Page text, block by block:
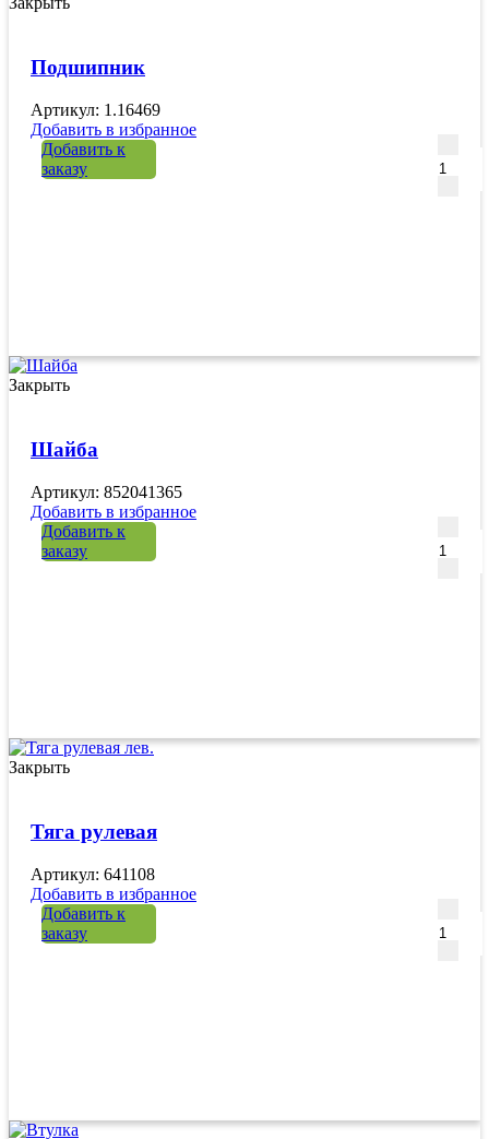
Подшипник
Артикул: 1.16469
Добавить в избранное
Добавить к
заказу
Закрыть
Шайба
Артикул: 852041365
Добавить в избранное
Добавить к
заказу
Закрыть
Тяга рулевая
Артикул: 641108
Добавить в избранное
Добавить к
заказу